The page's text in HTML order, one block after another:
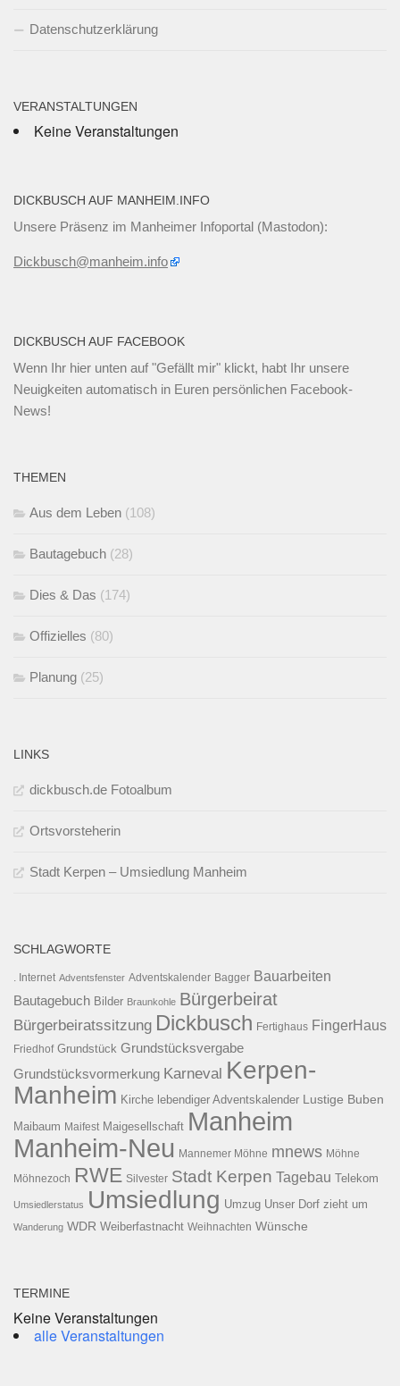
Datenschutzerklärung
VERANSTALTUNGEN
Keine Veranstaltungen
DICKBUSCH AUF MANHEIM.INFO
Unsere Präsenz im Manheimer Infoportal (Mastodon):
Dickbusch@manheim.info
DICKBUSCH AUF FACEBOOK
Wenn Ihr hier unten auf "Gefällt mir" klickt, habt Ihr unsere
Neuigkeiten automatisch in Euren persönlichen Facebook-
News!
THEMEN
Aus dem Leben (108)
Bautagebuch (28)
Dies & Das (174)
Offizielles (80)
Planung (25)
LINKS
dickbusch.de Fotoalbum
Ortsvorsteherin
Stadt Kerpen – Umsiedlung Manheim
SCHLAGWORTE
. Internet Adventsfenster Adventskalender Bagger Bauarbeiten
Bautagebuch Bilder Braunkohle Bürgerbeirat
Bürgerbeiratssitzung Dickbusch Fertighaus FingerHaus
Friedhof Grundstück Grundstücksvergabe
Grundstücksvormerkung Karneval Kerpen-
Manheim Kirche lebendiger Adventskalender Lustige Buben
Maibaum Maifest Maigesellschaft Manheim
Manheim-Neu Mannemer Möhne mnews Möhne
Möhnezoch RWE Silvester Stadt Kerpen Tagebau Telekom
Umsiedlerstatus Umsiedlung Umzug Unser Dorf zieht um
Wanderung WDR Weiberfastnacht Weihnachten Wünsche
TERMINE
Keine Veranstaltungen
alle Veranstaltungen